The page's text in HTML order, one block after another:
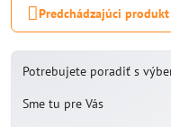
Predchádzajúci produkt
Potrebujete poradiť s
Sme tu pre Vás